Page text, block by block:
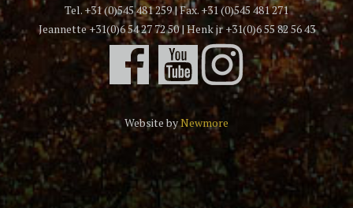
Tel. +31 (0)545 481 259 | Fax. +31 (0)545 481 271
Jeannette +31(0)6 54 27 72 50 | Henk jr +31(0)6 55 82 56 43
Website byNewmore